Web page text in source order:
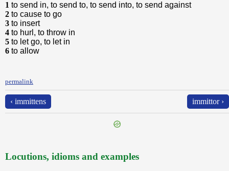
1 to send in, to send to, to send into, to send against
2 to cause to go
3 to insert
4 to hurl, to throw in
5 to let go, to let in
6 to allow
permalink
‹ immittens immittor ›
Locutions, idioms and examples